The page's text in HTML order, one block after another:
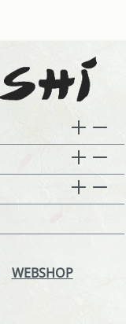
WEBSHOP